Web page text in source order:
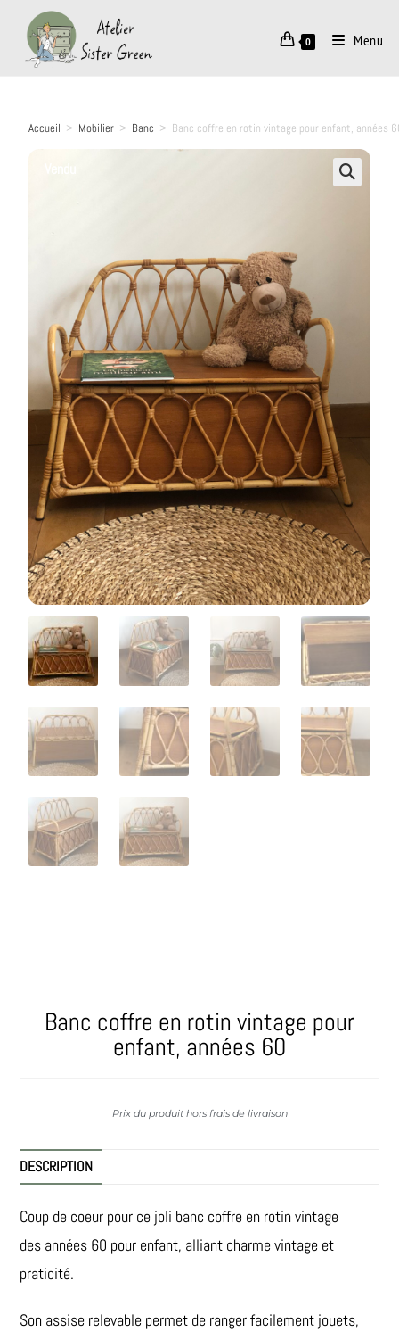
0 Menu
Accueil > Mobilier > Banc > Banc coffre en rotin vintage pour enfant, années
Banc coffre en rotin vintage pour
enfant, années 60
Prix du produit hors frais de livraison
DESCRIPTION
Coup de coeur pour ce joli banc coffre en rotin vintage
des années 60 pour enfant, alliant charme vintage et
praticité.
Son assise relevable permet de ranger facilement jouets,